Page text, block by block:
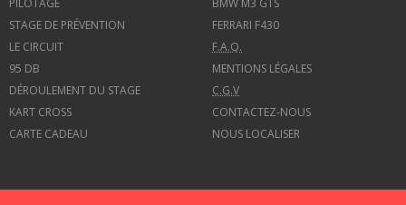
PILOTAGE
STAGE DE PRÉVENTION
BMW M3 GTS
FERRARI F430
LE CIRCUIT
95 DB
DÉROULEMENT DU STAGE
KART CROSS
CARTE CADEAU
F.A.Q.
MENTIONS LÉGALES
C.G.V
CONTACTEZ-NOUS
NOUS LOCALISER